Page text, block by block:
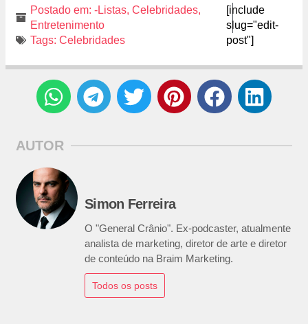
Postado em: -Listas, Celebridades,
Entretenimento
Tags: Celebridades
[include
slug="edit-
post"]
AUTOR
Simon Ferreira
O "General Crânio". Ex-podcaster, atualmente
analista de marketing, diretor de arte e diretor
de conteúdo na Braim Marketing.
Todos os posts